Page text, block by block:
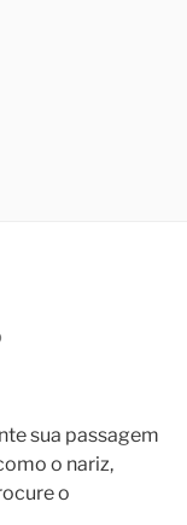
sua passagem
o nariz,
o